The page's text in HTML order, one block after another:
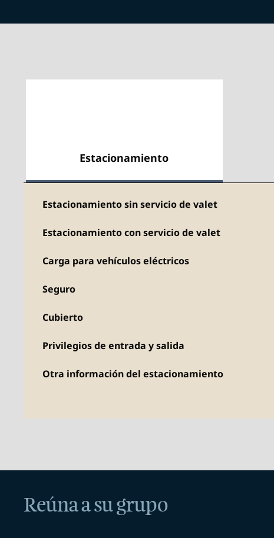
Estacionamiento
Estacionamiento sin servicio de valet
Estacionamiento con servicio de valet
Carga para vehículos eléctricos
Seguro
Cubierto
Privilegios de entrada y salida
Otra información del estacionamiento
Reúna a su grupo